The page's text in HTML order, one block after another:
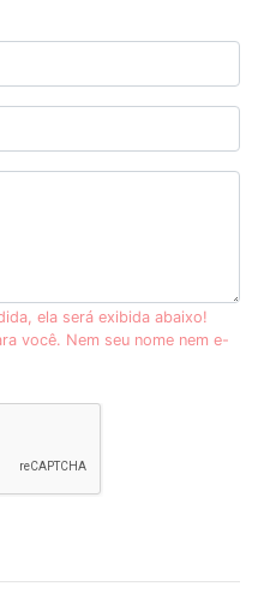
ela será exibida abaixo!
você. Nem seu nome nem e-